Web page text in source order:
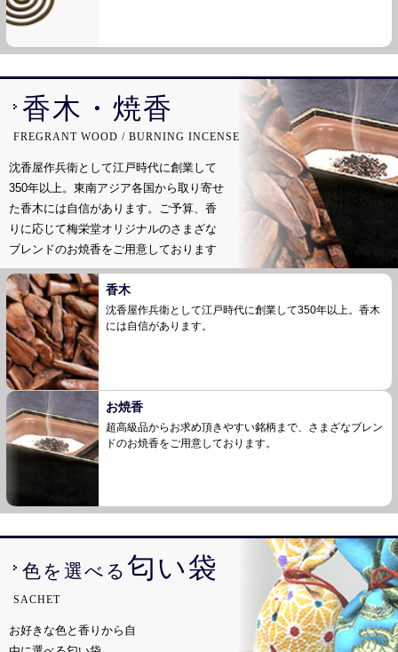
香木・焼香
FREGRANT WOOD / BURNING INCENSE
沈香屋作兵衛として江戸時代に創業して
350年以上。東南アジア各国から取り寄せ
た香木には自信があります。
ご予算、香
りに応じて梅栄堂オリジナルのさまざな
ブレンドのお焼香をご用意しております
香木
沈香屋作兵衛として江戸時代に創業して350年以上。香木
には自信があります。
お焼香
超高級品からお求め頂きやすい銘柄まで、さまざなブレン
ドのお焼香をご用意しております。
色を選べる 匂い袋
SACHET
お好きな色と香りから自